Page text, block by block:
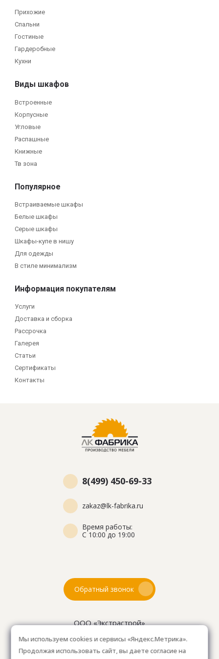
Прихожие
Спальни
Гостиные
Гардеробные
Кухни
Виды шкафов
Встроенные
Корпусные
Угловые
Распашные
Книжные
Тв зона
Популярное
Встраиваемые шкафы
Белые шкафы
Серые шкафы
Шкафы-купе в нишу
Для одежды
В стиле минимализм
Информация покупателям
Услуги
Доставка и сборка
Рассрочка
Галерея
Статьи
Сертификаты
Контакты
8(499) 450-69-33
zakaz@lk-fabrika.ru
Время работы:
С 10:00 до 19:00
Обратный звонок
ООО «Экстрастрой»
ОГРН 1157746804753
Как проехать: 15км от Мкад, в среднем 10-15 мин. на
Мы используем cookies и сервисы «Яндекс.Метрика».
Продолжая использовать сайт, вы даете согласие на